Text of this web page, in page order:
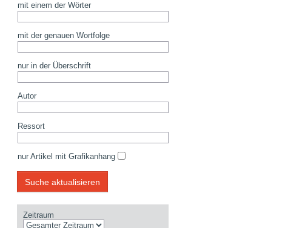
mit einem der Wörter
mit der genauen Wortfolge
nur in der Überschrift
Autor
Ressort
nur Artikel mit Grafikanhang
Zeitraum